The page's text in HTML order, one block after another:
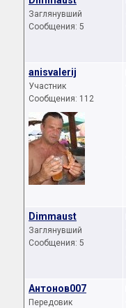
Заглянувший
Сообщения: 5
anisvalerij
Участник
Сообщения: 112
Dimmaust
Заглянувший
Сообщения: 5
Антонов007
Передовик